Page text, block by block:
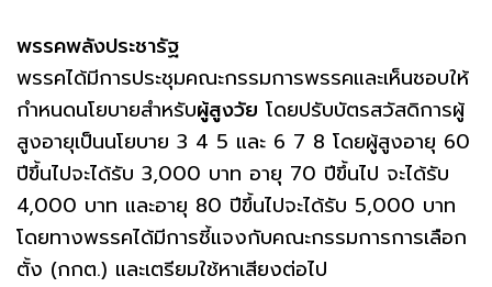
พรรคพลังประชารัฐ
พรรคได้มีการประชุมคณะกรรมการพรรคและเห็นชอบให้
กำหนดนโยบายสำหรับผู้สูงวัย โดยปรับบัตรสวัสดิการผู้
สูงอายุเป็นนโยบาย 3 4 5 และ 6 7 8 โดยผู้สูงอายุ 60
ปีขึ้นไปจะได้รับ 3,000 บาท อายุ 70 ปีขึ้นไป จะได้รับ
4,000 บาท และอายุ 80 ปีขึ้นไปจะได้รับ 5,000 บาท
โดยทางพรรคได้มีการชี้แจงกับคณะกรรมการการเลือก
ตั้ง (กกต.) และเตรียมใช้หาเสียงต่อไป